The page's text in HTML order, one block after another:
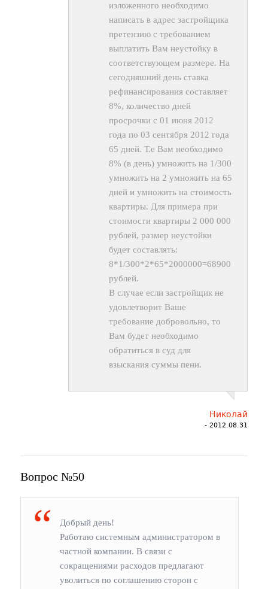
изложенного необходимо
написать в адрес застройщика
претензию с требованием
выплатить Вам неустойку в
соответствующем размере. На
сегодняшний день ставка
рефинансирования составляет
8%, количество дней
просрочки с 01 июня 2012
года по 03 сентября 2012 года
65 дней. Т.е Вам необходимо
8% (в день) умножить на 1/300
умножить на 2 умножить на 65
дней и умножить на стоимость
квартиры. Для примера при
стоимости квартиры 2 000 000
рублей, размер неустойки
будет составлять:
8*1/300*2*65*2000000=68900
рублей.
В случае если застройщик не
удовлетворит Ваше
требование добровольно, то
Вам будет необходимо
обратиться в суд для
взыскания суммы пени.
Николай
- 2012.08.31
Вопрос №50
Добрый день!
Работаю системным администратором в
частной компании. В связи с
сокращениями расходов предлагают
уволиться по соглашению сторон с